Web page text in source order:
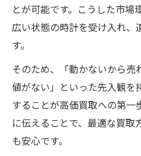
とが可能です。こうした市場
広い状態の時計を受け入れ、
す。
そのため、「動かないから
値がない」といった先入観を
することが高価買取への第一
に伝えることで、最適な買取
も安心です。